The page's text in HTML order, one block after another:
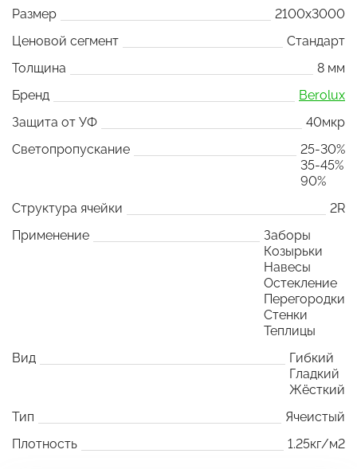
Размер
2100x3000
Ценовой сегмент
Стандарт
Толщина
8 мм
Бренд
Berolux
Защита от УФ
40мкр
Светопропускание
25-30%
35-45%
90%
Структура ячейки
2R
Применение
Заборы
Козырьки
Навесы
Остекление
Перегородки
Стенки
Теплицы
Вид
Гибкий
Гладкий
Жёсткий
Тип
Ячеистый
Плотность
1.25кг/м2